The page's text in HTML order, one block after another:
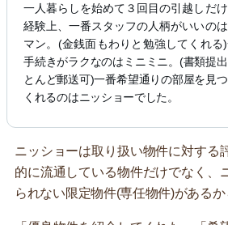
一人暮らしを始めて３回目の引越しだけ
経験上、一番スタッフの人柄がいいの
マン。(金銭面もわりと勉強してくれる
手続きがラクなのはミニミニ。(書類提
とんど郵送可)一番希望通りの部屋を見
くれるのはニッショーでした。
ニッショーは取り扱い物件に対する
的に流通している物件だけでなく、
られない限定物件(専任物件)があるか